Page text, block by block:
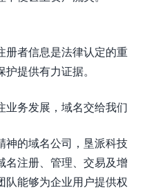
册者信息是法律认定的重
提供有力证据。
业务发展，域名交给我们
神的域名公司，垦派科技
名注册、管理、交易及增
队能够为企业用户提供权